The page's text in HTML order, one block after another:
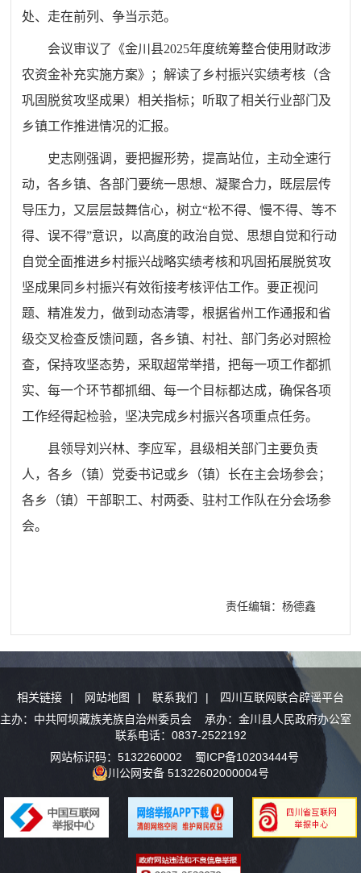
处、走在前列、争当示范。
会议审议了《金川县2025年度统筹整合使用财政涉
农资金补充实施方案》；解读了乡村振兴实绩考核（含
巩固脱贫攻坚成果）相关指标；听取了相关行业部门及
乡镇工作推进情况的汇报。
史志刚强调，要把握形势，提高站位，主动全速行
动，各乡镇、各部门要统一思想、凝聚合力，既层层传
导压力，又层层鼓舞信心，树立“松不得、慢不得、等不
得、误不得”意识，以高度的政治自觉、思想自觉和行动
自觉全面推进乡村振兴战略实绩考核和巩固拓展脱贫攻
坚成果同乡村振兴有效衔接考核评估工作。要正视问
题、精准发力，做到动态清零，根据省州工作通报和省
级交叉检查反馈问题，各乡镇、村社、部门务必对照检
查，保持攻坚态势，采取超常举措，把每一项工作都抓
实、每一个环节都抓细、每一个目标都达成，确保各项
工作经得起检验，坚决完成乡村振兴各项重点任务。
县领导刘兴林、李应军，县级相关部门主要负责
人，各乡（镇）党委书记或乡（镇）长在主会场参会；
各乡（镇）干部职工、村两委、驻村工作队在分会场参
会。
责任编辑：杨德鑫
相关链接 | 网站地图 | 联系我们 |
四川互联网联合辟谣平台
主办：中共阿坝藏族羌族自治州委员会 承办：金川县人民政府办公室
联系电话：0837-2522192
网站标识码：5132260002 蜀ICP备10203444号
川公网安备 51322602000004号